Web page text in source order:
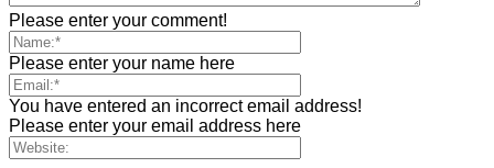
Please enter your comment!
Please enter your name here
You have entered an incorrect email address!
Please enter your email address here